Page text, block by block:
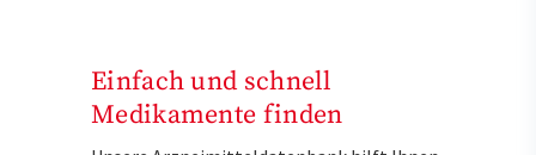
Einfach und schnell
Medikamente finden